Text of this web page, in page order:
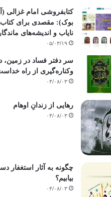
کتابفروشی امام غزالی
بوک): مقصدی برای
نایاب و اندیشه‌های ماندگار
۰۵/۰۳/۱۹
سر دفتر فساد در زمین‌،
وکناره‌گیری از راه
۰۴/۰۸/۰۳
رهایی از زندانِ اوهام
۰۴/۰۸/۰۳
چگونه به آثار استغفار
بیابیم؟
۰۴/۰۸/۰۳